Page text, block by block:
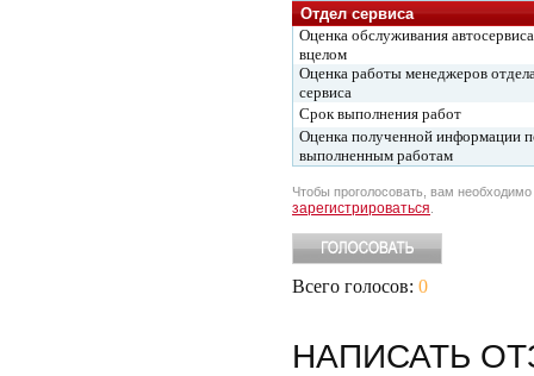
Отдел сервиса
Оценка обслуживания автосервиса
вцелом
Оценка работы менеджеров
сервиса
Срок выполнения работ
Оценка полученной информации
выполненным работам
Чтобы проголосовать, вам необходимо
зарегистрироваться
Всего голосов: 0
НАПИСАТЬ